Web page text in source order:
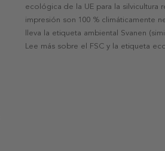
ecológica de la UE para la silvicultura
impresión son 100 % climáticamente
lleva la etiqueta ambiental Svanen
Lee más sobre el FSC y la etiqueta